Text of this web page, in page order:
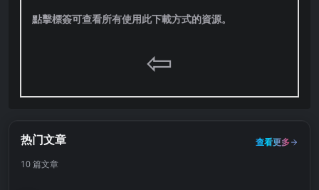
點擊標簽可查看所有使用此下載方式的資源。
⇦
热门文章
查看更多
10 篇文章